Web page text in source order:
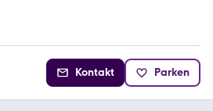
Kontakt Parken